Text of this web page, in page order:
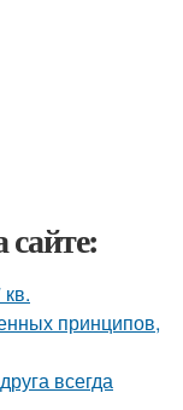
принципов,
всегда